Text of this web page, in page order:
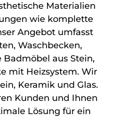
Materialien
wie komplette
Angebot umfasst
Waschbecken,
Badmöbel aus Stein,
mit Heizsystem. Wir
Keramik und Glas.
Kunden und Ihnen
Lösung für ein